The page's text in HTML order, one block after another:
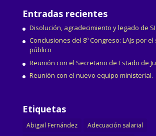
Entradas recientes
Disolución, agradecimiento y legado de
Conclusiones del 8º Congreso: LAJs por
público
Reunión con el Secretario de Estado de
Reunión con el nuevo equipo ministerial.
Etiquetas
Abigail Fernández
Adecuación salarial